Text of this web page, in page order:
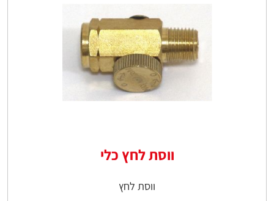
ווסת לחץ כלי
ווסת לחץ